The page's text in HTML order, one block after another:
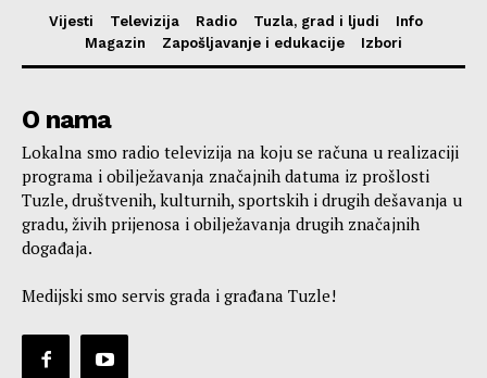
Vijesti Televizija Radio Tuzla, grad i ljudi
Info
Magazin
Zapošljavanje i edukacije Izbori
O nama
Lokalna smo radio televizija na koju se računa u realizaciji
programa i obilježavanja značajnih datuma iz prošlosti
Tuzle, društvenih, kulturnih, sportskih i drugih dešavanja u
gradu, živih prijenosa i obilježavanja drugih značajnih
događaja.
Medijski smo servis grada i građana Tuzle!